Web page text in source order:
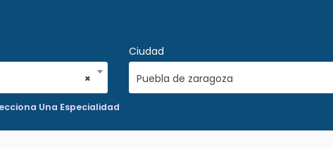
×
Ciudad
Puebla de zaragoza
Una Especialidad